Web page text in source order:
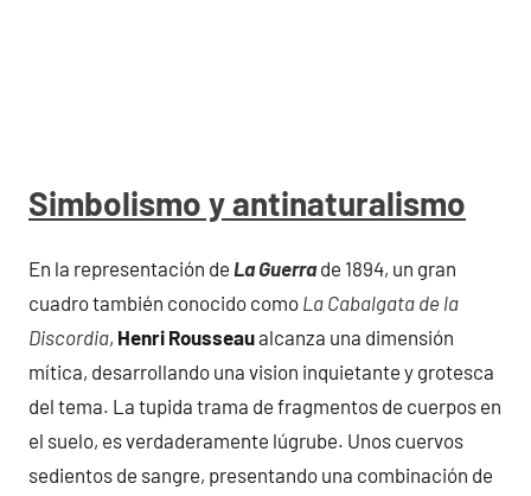
Simbolismo y antinaturalismo
En la representación de La Guerra de 1894, un gran
cuadro también conocido como La Cabalgata de la
Discordia, Henri Rousseaualcanza una dimensión
mítica, desarrollando una vision inquietante y grotesca
del tema. La tupida trama de fragmentos de cuerpos en
el suelo, es verdaderamente lúgrube. Unos cuervos
sedientos de sangre, presentando una combinación de